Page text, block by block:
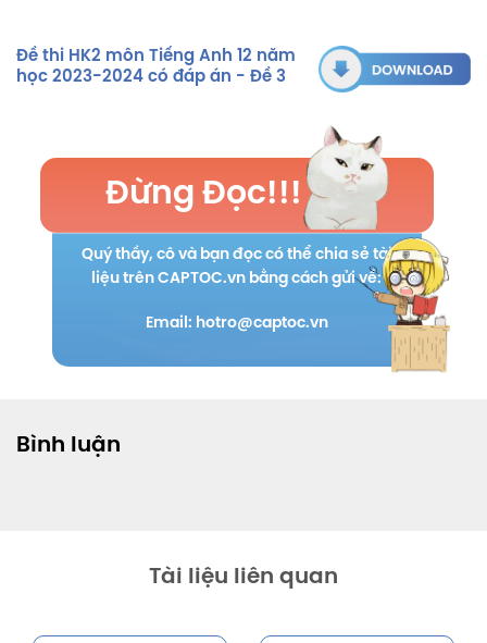
Đề thi HK2 môn Tiếng Anh 12 năm
học 2023-2024 có đáp án - Đề 3
Đừng Đọc!!!
Quý thầy, cô và bạn đọc có thể chia sẻ tài
liệu trên CAPTOC.vn bằng cách gửi về:
Email: hotro@captoc.vn
Bình luận
Tài liệu liên quan